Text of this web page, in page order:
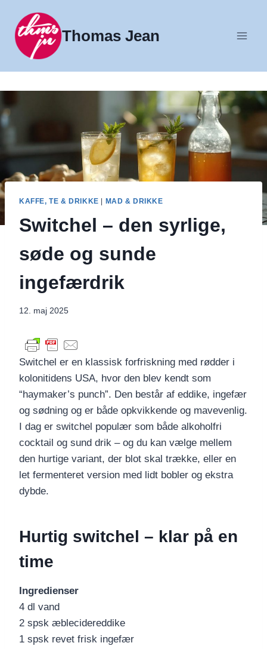
indhold
Thomas Jean
KAFFE, TE & DRIKKE MAD & DRIKKE
Switchel – den syrlige,
søde og sunde
ingefærdrik
12. maj 2025
Switchel er en klassisk forfriskning med rødder i
kolonitidens USA, hvor den blev kendt som
“haymaker’s punch”. Den består af eddike, ingefær
og sødning og er både opkvikkende og mavevenlig.
I dag er switchel populær som både alkoholfri
cocktail og sund drik – og du kan vælge mellem
den hurtige variant, der blot skal trække, eller en
let fermenteret version med lidt bobler og ekstra
dybde.
Hurtig switchel – klar på en
time
Ingredienser
4 dl vand
2 spsk æblecidereddike
1 spsk revet frisk ingefær